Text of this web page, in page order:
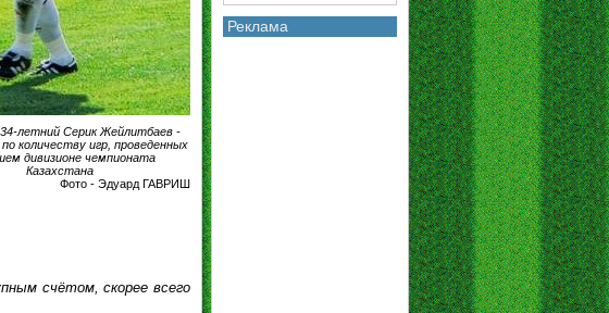
летний Серик Жейлитбаев -
количеству игр, проведенных
дивизионе чемпионата
Казахстана
Фото - Эдуард ГАВРИШ
счётом, скорее всего
Реклама